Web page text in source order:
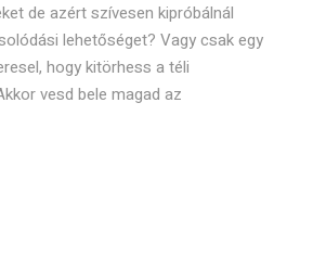
de azért szívesen kipróbálnál
lehetőséget? Vagy csak egy
hogy kitörhess a téli
vesd bele magad az